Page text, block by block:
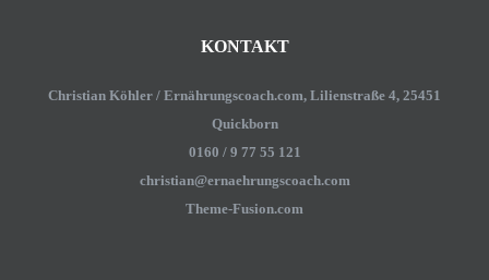
KONTAKT
Christian Köhler / Ernährungscoach.com, Lilienstraße 4, 25451
Quickborn
0160 / 9 77 55 121
christian@ernaehrungscoach.com
Theme-Fusion.com